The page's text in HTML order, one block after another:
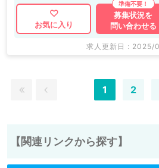
お気に入り
募集状況を
問い合わせる
求人更新日 : 2025/
1 2
【関連リンクから探す】